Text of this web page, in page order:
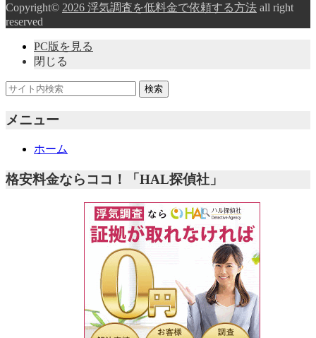
Copyright© 2026 浮気調査を低料金で依頼する方法 all right
reserved
PC版を見る
閉じる
メニュー
ホーム
格安料金ならココ！「HAL探偵社」